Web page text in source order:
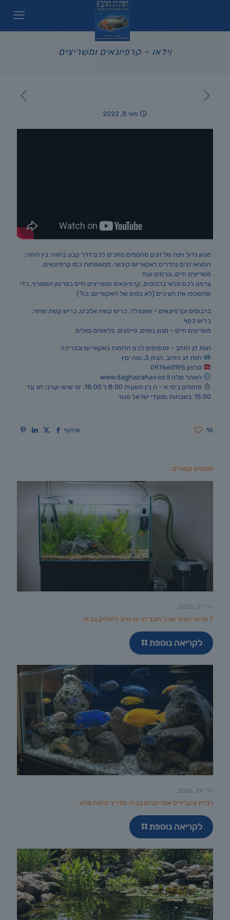
וידאו – קרפיונאים ומשריצים
מאי 8, 2022
מגוון גדול ויפה של דגים מהממים מחכים לכם דרך קבע בחווה. בין היתר,
תמצאו דגים נהדרים לאקווריום קיבוצי, ממשפחות כמו קרפיונאים,
משריצים חיים, גורמים ועוד.
צרפנו לכם מלאי ברבוסים, קרפיונאים ומשריצים חיים בסרטון המצורף, כדי
שתשטפו את העיניים (לא במים של האקווריום, כן?)
ברבוסים וקרפיונאים – שוונפלד, כריש קשת אלבינו, כריש קשת שחור,
כריש כסף
משריצים חיים – מגוון גופים, סייפנים, פלאטים ומולים
חוות דג הזהב – מגשימים לכם חלומות באקווריום ובבריכה
חוות דג הזהב, הגפן 3, נווה ימין
טלפון 097660195
האתר שלנו www.daghazahav.co.il
פתוחים בימי א – ה בין השעות 8:00 ל 18:00, ימי שישי וערבי חג עד
15:00. בשבתות ומועדי ישראל סגור
שיתוף 16
פוסטים קשורים
יולי 31, 2026
7 פריטי הציוד שכל חובב דגי נוי חייב להחזיק בבית
לקריאה נוספת
יולי 29, 2026
רביית ציקלידים אפריקניים בבית: מדריך טיפוח מלא
לקריאה נוספת